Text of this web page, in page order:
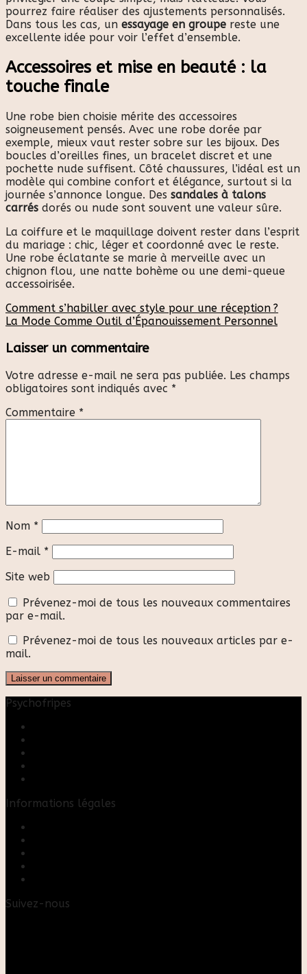
pourrez faire réaliser des ajustements personnalisés.
Dans tous les cas, un essayage en groupe reste une
excellente idée pour voir l’effet d’ensemble.
Accessoires et mise en beauté : la
touche finale
Une robe bien choisie mérite des accessoires
soigneusement pensés. Avec une robe dorée par
exemple, mieux vaut rester sobre sur les bijoux. Des
boucles d’oreilles fines, un bracelet discret et une
pochette nude suffisent. Côté chaussures, l’idéal est un
modèle qui combine confort et élégance, surtout si la
journée s’annonce longue. Des sandales à talons
carrés dorés ou nude sont souvent une valeur sûre.
La coiffure et le maquillage doivent rester dans l’esprit
du mariage : chic, léger et coordonné avec le reste.
Une robe éclatante se marie à merveille avec un
chignon flou, une natte bohème ou une demi-queue
accessoirisée.
Comment s’habiller avec style pour une réception ?
La Mode Comme Outil d’Épanouissement Personnel
Laisser un commentaire
Votre adresse e-mail ne sera pas publiée. Les champs
obligatoires sont indiqués avec *
Commentaire *
Nom *
E-mail *
Site web
Prévenez-moi de tous les nouveaux commentaires
par e-mail.
Prévenez-moi de tous les nouveaux articles par e-
mail.
Psychofripes
Informations légales
Suivez-nous